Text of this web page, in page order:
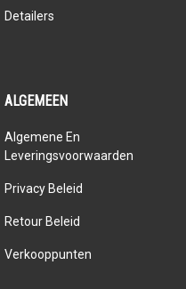
Detailers
ALGEMEEN
Algemene En
Leveringsvoorwaarden
Privacy Beleid
Retour Beleid
Verkooppunten